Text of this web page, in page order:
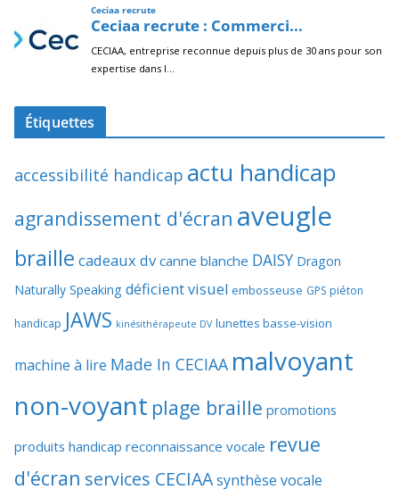
Étiquettes
accessibilité handicap actu handicap
agrandissement d'écran aveugle
braille cadeaux dv canne blanche DAISY Dragon
Naturally Speaking déficient visuel embosseuse GPS piéton
handicap JAWS kinésithérapeute DV lunettes basse-vision
machine à lire Made In CECIAA malvoyant
non-voyant plage braille promotions
produits handicap reconnaissance vocale revue
d'écran services CECIAAsynthèse vocale